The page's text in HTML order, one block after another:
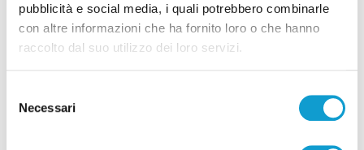
pubblicità e social media, i quali potrebbero combinarle
con altre informazioni che ha fornito loro o che hanno
raccolto dal suo utilizzo dei loro servizi.
delNecessari